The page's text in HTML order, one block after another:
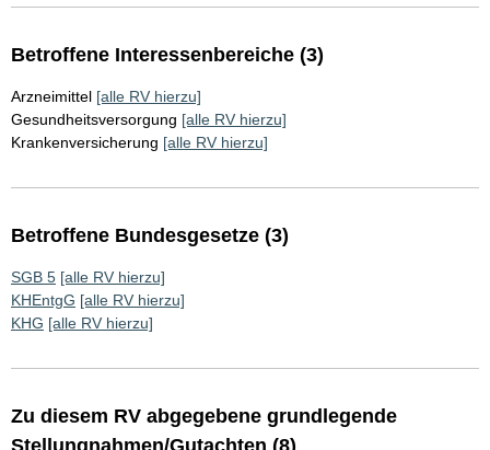
Betroffene Interessenbereiche (3)
Arzneimittel [alle RV hierzu]
Gesundheitsversorgung [alle RV hierzu]
Krankenversicherung [alle RV hierzu]
Betroffene Bundesgesetze (3)
SGB 5 [alle RV hierzu]
KHEntgG [alle RV hierzu]
KHG [alle RV hierzu]
Zu diesem RV abgegebene grundlegende
Stellungnahmen/Gutachten (8)